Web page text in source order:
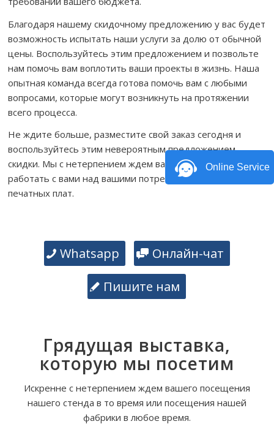
Благодаря нашему скидочному предложению у вас будет
возможность испытать наши услуги за долю от обычной
цены. Воспользуйтесь этим предложением и позвольте
нам помочь вам воплотить ваши проекты в жизнь. Наша
опытная команда всегда готова помочь вам с любыми
вопросами, которые могут возникнуть на протяжении
всего процесса.
Не ждите больше, разместите свой заказ сегодня и
воспользуйтесь этим невероятным предложением
скидки. Мы с нетерпением ждем вашего ответа и будем
работать с вами над вашими потребностями в сборке
печатных плат.
Whatsapp
Онлайн-чат
Пишите нам
Грядущая выставка,
которую мы посетим
Искренне с нетерпением ждем вашего посещения
нашего стенда в то время или посещения нашей
фабрики в любое время.
Online Service